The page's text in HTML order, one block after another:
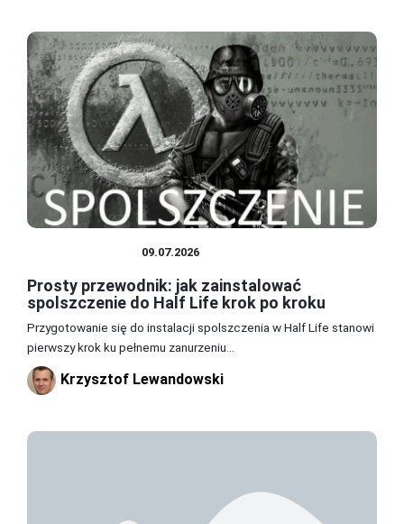
09.07.2026
Prosty przewodnik: jak zainstalować
spolszczenie do Half Life krok po kroku
Przygotowanie się do instalacji spolszczenia w Half Life stanowi
pierwszy krok ku pełnemu zanurzeniu...
Krzysztof Lewandowski